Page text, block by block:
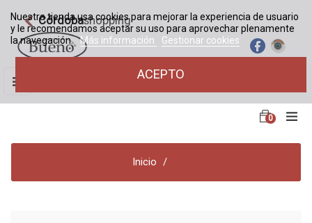
Córdobashopping
Nuestra tienda usa cookies para mejorar la experiencia de usuario
y le recomendamos aceptar su uso para aprovechar plenamente
la navegación. Más información Gestionar cookies
ACEPTO
Navegación
de
palanca
☰
0
Inicio